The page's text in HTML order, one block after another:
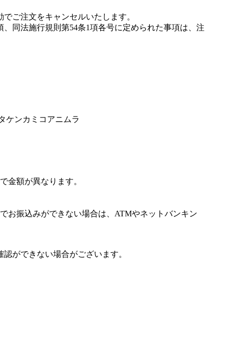
ご注文をキャンセルいたします。
同法施行規則第54条1項各号に定められた事項は、注
ケンカミコアニムラ
金額が異なります。
お振込みができない場合は、ATMやネットバンキン
ができない場合がございます。